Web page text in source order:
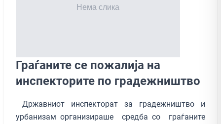
Граѓаните се пожалија на
инспекторите по градежништво
Државниот инспекторат за градежништво и
урбанизам организираше средба со граѓаните